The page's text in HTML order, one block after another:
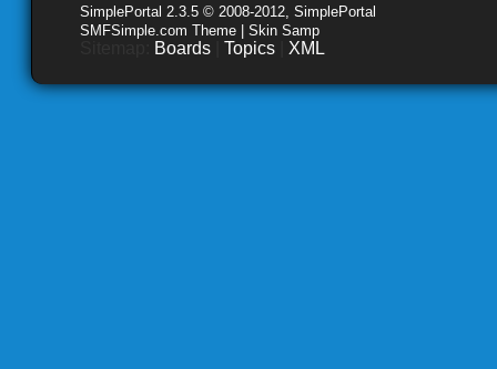
SimplePortal 2.3.5 © 2008-2012, SimplePortal
SMFSimple.com Theme | Skin Samp
Boards Topics XML